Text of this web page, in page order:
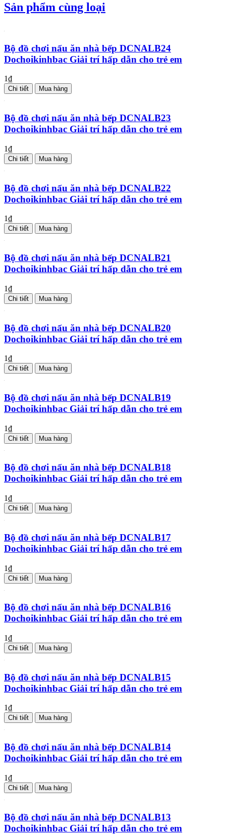
Sản phẩm cùng loại
Bộ đồ chơi nấu ăn nhà bếp DCNALB24
Dochoikinhbac Giải trí hấp dẫn cho trẻ em
1₫
Chi tiết Mua hàng
Bộ đồ chơi nấu ăn nhà bếp DCNALB23
Dochoikinhbac Giải trí hấp dẫn cho trẻ em
1₫
Chi tiết Mua hàng
Bộ đồ chơi nấu ăn nhà bếp DCNALB22
Dochoikinhbac Giải trí hấp dẫn cho trẻ em
1₫
Chi tiết Mua hàng
Bộ đồ chơi nấu ăn nhà bếp DCNALB21
Dochoikinhbac Giải trí hấp dẫn cho trẻ em
1₫
Chi tiết Mua hàng
Bộ đồ chơi nấu ăn nhà bếp DCNALB20
Dochoikinhbac Giải trí hấp dẫn cho trẻ em
1₫
Chi tiết Mua hàng
Bộ đồ chơi nấu ăn nhà bếp DCNALB19
Dochoikinhbac Giải trí hấp dẫn cho trẻ em
1₫
Chi tiết Mua hàng
Bộ đồ chơi nấu ăn nhà bếp DCNALB18
Dochoikinhbac Giải trí hấp dẫn cho trẻ em
1₫
Chi tiết Mua hàng
Bộ đồ chơi nấu ăn nhà bếp DCNALB17
Dochoikinhbac Giải trí hấp dẫn cho trẻ em
1₫
Chi tiết Mua hàng
Bộ đồ chơi nấu ăn nhà bếp DCNALB16
Dochoikinhbac Giải trí hấp dẫn cho trẻ em
1₫
Chi tiết Mua hàng
Bộ đồ chơi nấu ăn nhà bếp DCNALB15
Dochoikinhbac Giải trí hấp dẫn cho trẻ em
1₫
Chi tiết Mua hàng
Bộ đồ chơi nấu ăn nhà bếp DCNALB14
Dochoikinhbac Giải trí hấp dẫn cho trẻ em
1₫
Chi tiết Mua hàng
Bộ đồ chơi nấu ăn nhà bếp DCNALB13
Dochoikinhbac Giải trí hấp dẫn cho trẻ em